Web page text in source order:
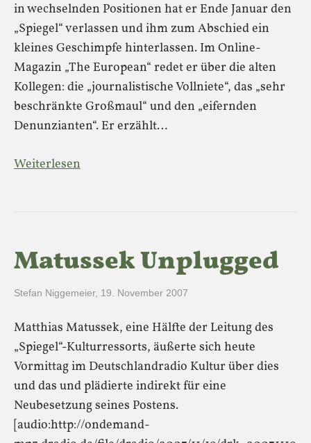
in wechselnden Positionen hat er Ende Januar den
„Spiegel“ verlassen und ihm zum Abschied ein
kleines Geschimpfe hinterlassen. Im Online-
Magazin „The European“ redet er über die alten
Kollegen: die „journalistische Vollniete“, das „sehr
beschränkte Großmaul“ und den „eifernden
Denunzianten“. Er erzählt…
Weiterlesen
Matussek Unplugged
Stefan Niggemeier, 19. November 2007
Matthias Matussek, eine Hälfte der Leitung des
„Spiegel“-Kulturressorts, äußerte sich heute
Vormittag im Deutschlandradio Kultur über dies
und das und plädierte indirekt für eine
Neubesetzung seines Postens.
[audio:http://ondemand-